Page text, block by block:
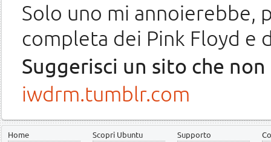
Solo uno mi annoierebbe,
completa dei Pink Floyd e
Suggerisci un sito che
iwdrm.tumblr.com
Home Scopri Ubuntu Supporto